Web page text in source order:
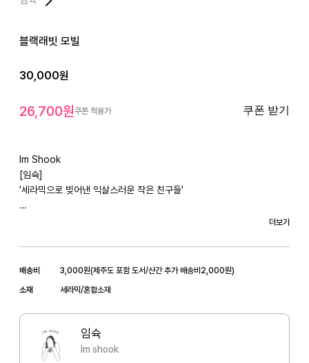
블랙래빗 모빌
30,000원
26,700원쿠폰 적용가 쿠폰 받기
Im Shook
[임슉]
'세라믹으로 빚어낸 익살스러운 작은 친구들'
[블랙래빗 모빌]
여러가지 팬던트와 비즈, 크리스털 볼이 조화롭게 엮어져 있어요.
햇빛아래 더욱 영롱하게 빛난답니다!
+Packaging
더보기
배송비 3,000원(제주도 포함 도서/산간 추가 배송비2,000원)
소재
세라믹/혼합소재
임슉
Im shook